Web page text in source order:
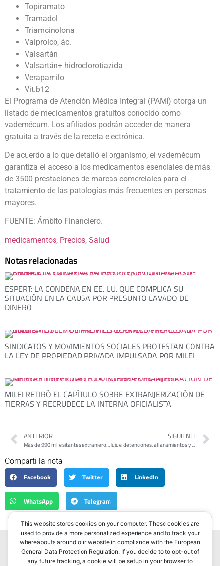
Topiramato
Tramadol
Triamcinolona
Valproico, ác.
Valsartán
Valsartán+ hidroclorotiazida
Verapamilo
Vit.b12
El Programa de Atención Médica Integral (PAMI) otorga un
listado de medicamentos gratuitos conocido como
vademécum. Los afiliados podrán acceder de manera
gratuita a través de la receta electrónica.
De acuerdo a lo que detalló el organismo, el vademécum
garantiza el acceso a los medicamentos esenciales de más
de 3500 prestaciones de marcas comerciales para el
tratamiento de las patologías más frecuentes en personas
mayores.
FUENTE: Ámbito Financiero.
medicamentos, Precios, Salud
Notas relacionadas
ESPERT: LA CONDENA EN EE. UU. QUE COMPLICA SU
SITUACIÓN EN LA CAUSA POR PRESUNTO LAVADO DE
DINERO
SINDICATOS Y MOVIMIENTOS SOCIALES PROTESTAN CONTRA
LA LEY DE PROPIEDAD PRIVADA IMPULSADA POR MILEI
MILEI RETIRÓ EL CAPÍTULO SOBRE EXTRANJERIZACIÓN DE
TIERRAS Y RECRUDECE LA INTERNA OFICIALISTA
ANTERIOR
Más de 990 mil visitantes extranjeros ingresaron al país durante mayo
SIGUIENTE
Jujuy: detenciones, allanamientos y hasta policías en la universidad
Comparti la nota
Facebook
Twitter LinkedIn
WhatsApp Telegram
This website stores cookies on your computer. These cookies are
used to provide a more personalized experience and to track your
whereabouts around our website in compliance with the European
General Data Protection Regulation. If you decide to to opt-out of
any future tracking, a cookie will be setup in your browser to